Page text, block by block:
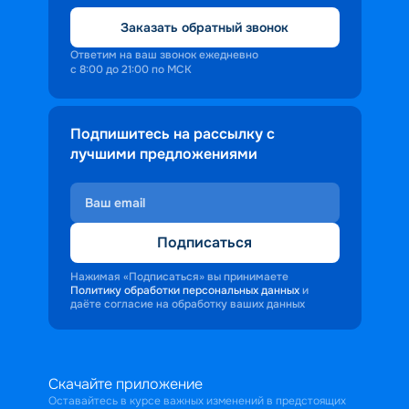
Заказать обратный звонок
Ответим на ваш звонок ежедневно
с 8:00 до 21:00 по МСК
Подпишитесь на рассылку с
лучшими предложениями
Подписаться
Нажимая «Подписаться» вы принимаете
Политику обработки персональных данных и
даёте согласие на обработку ваших данных
Скачайте приложение
Оставайтесь в курсе важных изменений в предстоящих